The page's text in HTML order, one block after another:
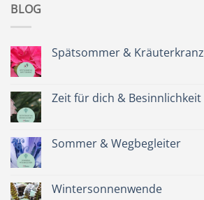
BLOG
Spätsommer & Kräuterkranz
Spätsommer
&
Zeit für dich & Besinnlichkeit
Zeit
für
Sommer & Wegbegleiter
Sommer
&
Wintersonnenwende